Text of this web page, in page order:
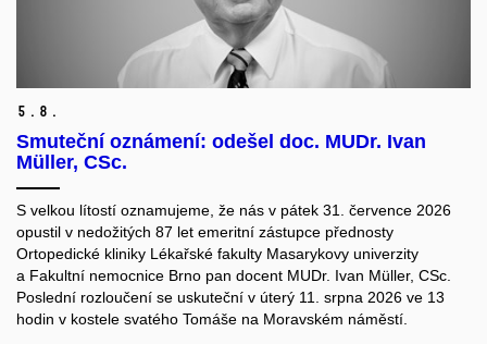
5. 8.
Smuteční oznámení: odešel doc. MUDr. Ivan
Müller, CSc.
S velkou lítostí oznamujeme, že nás v pátek 31. července 2026
opustil v nedožitých 87 let emeritní zástupce přednosty
Ortopedické kliniky Lékařské fakulty Masarykovy univerzity
a Fakultní nemocnice Brno pan docent MUDr. Ivan Müller, CSc.
Poslední rozloučení se uskuteční v úterý 11. srpna 2026 ve 13
hodin v kostele svatého Tomáše na Moravském náměstí.